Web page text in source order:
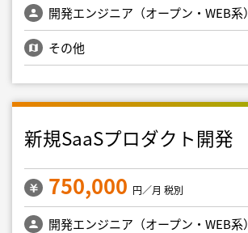
開発エンジニア（オープン・WEB系）
その他
新規SaaSプロダクト開発
750,000 円／月 税別
開発エンジニア（オープン・WEB系）